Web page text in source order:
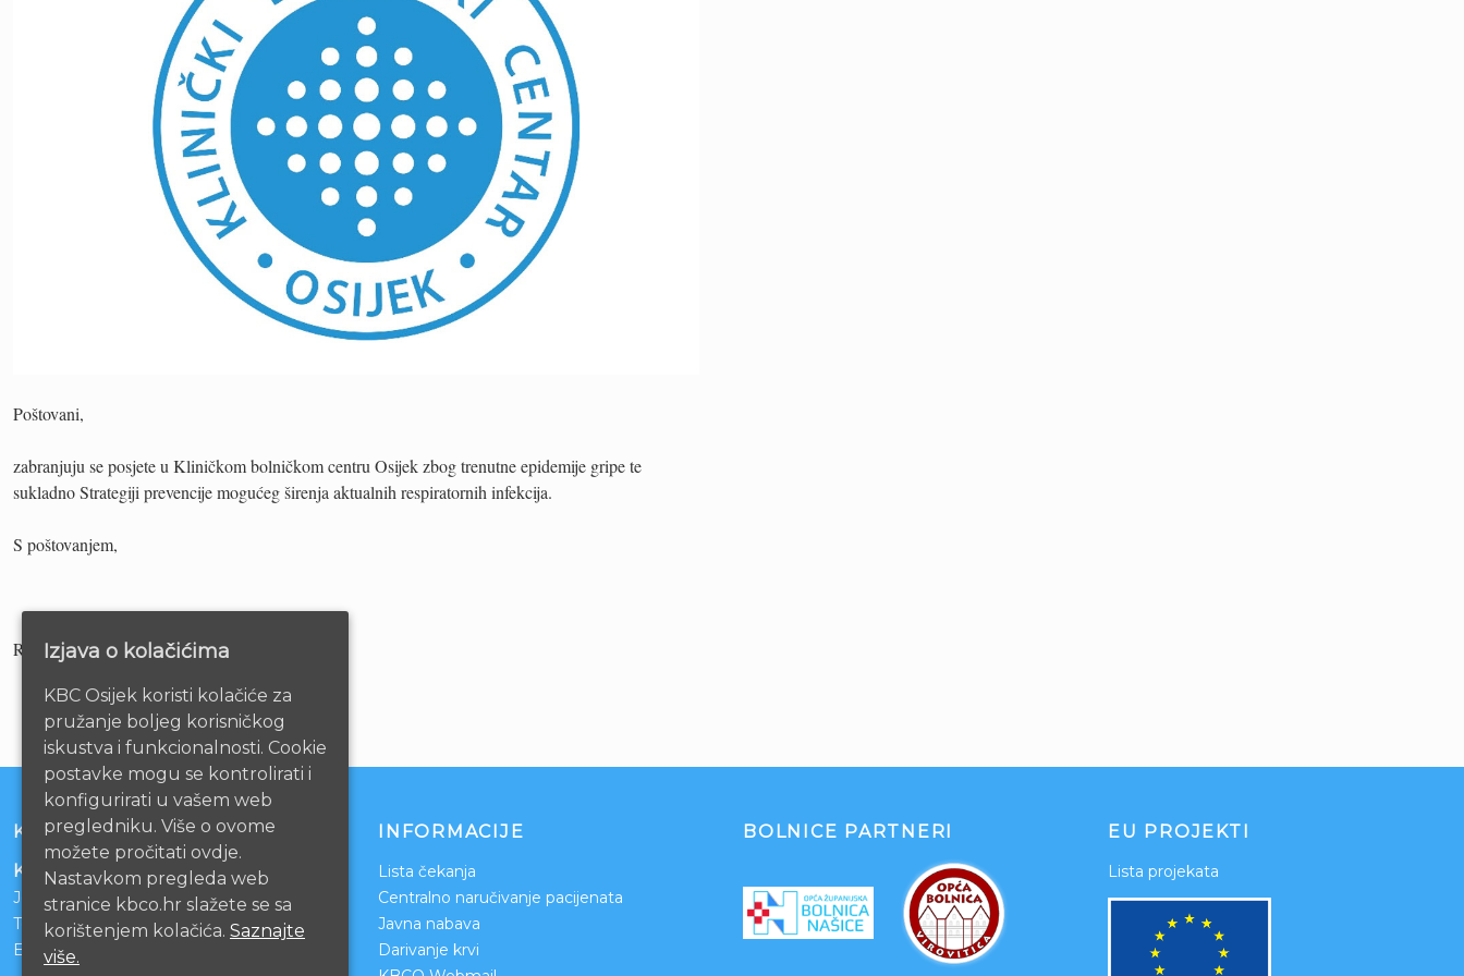
Poštovani,
zabranjuju se posjete u Kliničkom bolničkom centru Osijek zbog trenutne epidemije gripe te
sukladno Strategiji prevencije mogućeg širenja aktualnih respiratornih infekcija.
S poštovanjem,
Ravnateljstvo KBC-a Osijek
KONTAKT
Klinički bolnički centar Osijek
Josipa Huttlera 4
Tel:
031/511-511
Email:ravnateljstvo@kbco.hr
INFORMACIJE
Lista čekanja
Centralno naručivanje pacijenata
Javna nabava
Darivanje krvi
BOLNICE PARTNERI EU PROJEKTI
Lista projekata
Izjava o kolačićima
KBC Osijek koristi kolačiće za
pružanje boljeg korisničkog
iskustva i funkcionalnosti. Cookie
postavke mogu se kontrolirati i
konfigurirati u vašem web
pregledniku. Više o ovome
možete pročitati ovdje.
Nastavkom pregleda web
stranice kbco.hr slažete se sa
korištenjem kolačića. Saznajte
više.